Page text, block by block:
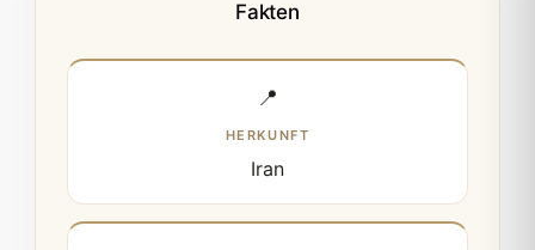
Fakten
📍
HERKUNFT
Iran